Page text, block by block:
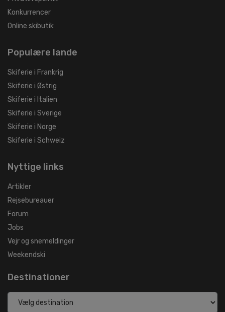
Konkurrencer
Online skibutik
Populære lande
Skiferie i Frankrig
Skiferie i Østrig
Skiferie i Italien
Skiferie i Sverige
Skiferie i Norge
Skiferie i Schweiz
Nyttige links
Artikler
Rejsebureauer
Forum
Jobs
Vejr og snemeldinger
Weekendski
Destinationer